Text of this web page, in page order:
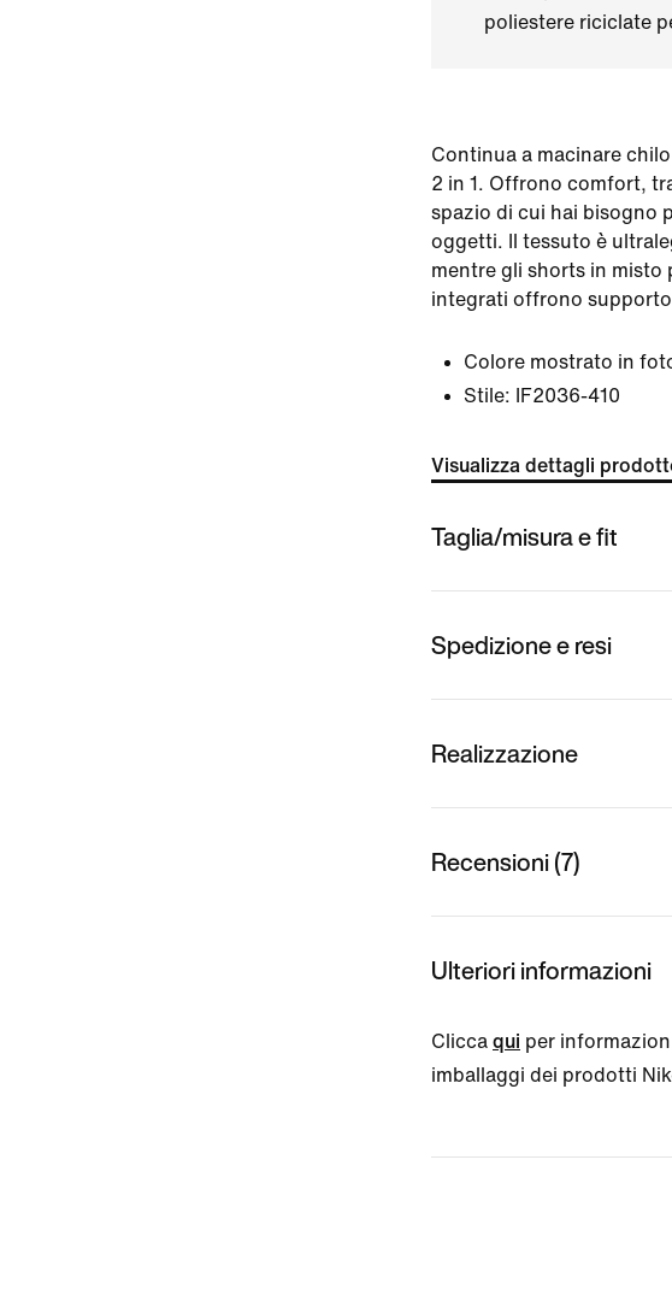
poliestere riciclate
Continua a macinare
2 in 1. Offrono comfort,
spazio di cui hai bisogno
oggetti. Il tessuto è
mentre gli shorts in misto
integrati offrono
Colore mostrato in
Stile:
IF2036-410
Visualizza dettagli
Taglia/misura e fit
Spedizione e resi
Realizzazione
Recensioni (7)
Ulteriori informazioni
Clicca qui per
imballaggi dei prodotti